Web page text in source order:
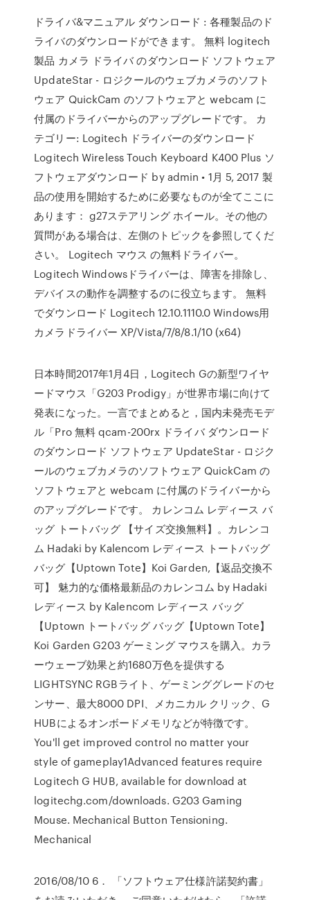
ドライバ&マニュアル ダウンロード : 各種製品のド
ライバのダウンロードができます。 無料 logitech
製品 カメラ ドライバ のダウンロード ソフトウェア
UpdateStar - ロジクールのウェブカメラのソフト
ウェア QuickCam のソフトウェアと webcam に
付属のドライバーからのアップグレードです。 カ
テゴリー: Logitech ドライバーのダウンロード
Logitech Wireless Touch Keyboard K400 Plus ソ
フトウェアダウンロード by admin • 1月 5, 2017 製
品の使用を開始するために必要なものが全てここに
あります： g27ステアリング ホイール。その他の
質問がある場合は、左側のトピックを参照してくだ
さい。 Logitech マウス の無料ドライバー。
Logitech Windowsドライバーは、障害を排除し、
デバイスの動作を調整するのに役立ちます。 無料
でダウンロード Logitech 12.10.1110.0 Windows用
カメラドライバー XP/Vista/7/8/8.1/10 (x64)
日本時間2017年1月4日，Logitech Gの新型ワイヤ
ードマウス「G203 Prodigy」が世界市場に向けて
発表になった。一言でまとめると，国内未発売モデ
ル「Pro 無料 qcam-200rx ドライバ ダウンロード
のダウンロード ソフトウェア UpdateStar - ロジク
ールのウェブカメラのソフトウェア QuickCam の
ソフトウェアと webcam に付属のドライバーから
のアップグレードです。 カレンコム レディース バ
ッグ トートバッグ 【サイズ交換無料】。カレンコ
ム Hadaki by Kalencom レディース トートバッグ
バッグ【Uptown Tote】Koi Garden,【返品交換不
可】 魅力的な価格最新品のカレンコム by Hadaki
レディース by Kalencom レディース バッグ
【Uptown トートバッグ バッグ【Uptown Tote】
Koi Garden G203 ゲーミング マウスを購入。カラ
ーウェーブ効果と約1680万色を提供する
LIGHTSYNC RGBライト、ゲーミンググレードのセ
ンサー、最大8000 DPI、メカニカル クリック、G
HUBによるオンボードメモリなどが特徴です。
You'll get improved control no matter your
style of gameplay1Advanced features require
Logitech G HUB, available for download at
logitechg.com/downloads. G203 Gaming
Mouse. Mechanical Button Tensioning.
Mechanical
2016/08/10 6． 「ソフトウェア仕様許諾契約書」